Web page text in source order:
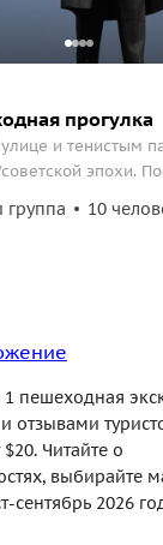
прогулка
и тенистым
эпохи.
10
1 пешеходная
отзывами
Читайте о
выбирайте
сентябрь 2026